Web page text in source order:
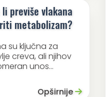
li previše vlakana
metabolizam?
su ključna za
creva, ali njihov
unos...
Opširnije